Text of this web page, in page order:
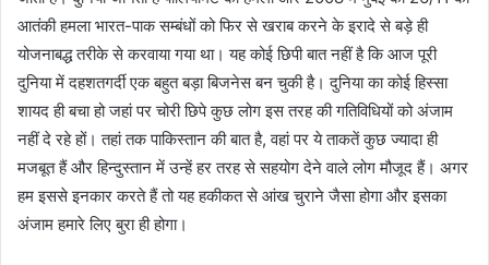
आतंकी हमला भारत-पाक सम्बंधों को फिर से खराब करने के इरादे से बड़े ही
योजनाबद्ध तरीके से करवाया गया था। यह कोई छिपी बात नहीं है कि आज पूरी
दुनिया में दहशतगर्दी एक बहुत बड़ा बिजनेस बन चुकी है। दुनिया का कोई हिस्सा
शायद ही बचा हो जहां पर चोरी छिपे कुछ लोग इस तरह की गतिविधियों को अंजाम
नहीं दे रहे हों। तहां तक पाकिस्तान की बात है, वहां पर ये ताकतें कुछ ज्यादा ही
मजबूत हैं और हिन्दुस्तान में उन्हें हर तरह से सहयोग देने वाले लोग मौजूद हैं। अगर
हम इससे इनकार करते हैं तो यह हकीकत से आंख चुराने जैसा होगा और इसका
अंजाम हमारे लिए बुरा ही होगा।